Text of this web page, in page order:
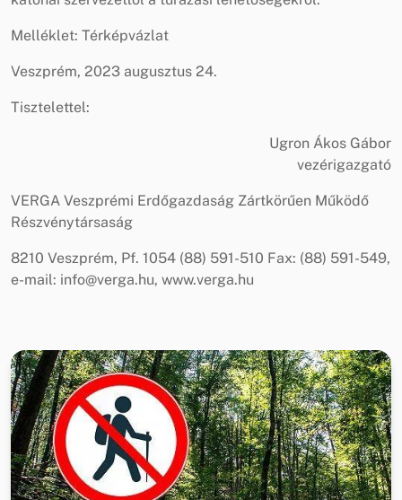
Melléklet: Térképvázlat
Veszprém, 2023 augusztus 24.
Tisztelettel:
Ugron Ákos Gábor
vezérigazgató
VERGA Veszprémi Erdőgazdaság Zártkörűen Működő
Részvénytársaság
8210 Veszprém, Pf. 1054 (88) 591-510 Fax: (88) 591-549,
e-mail: info@verga.hu, www.verga.hu